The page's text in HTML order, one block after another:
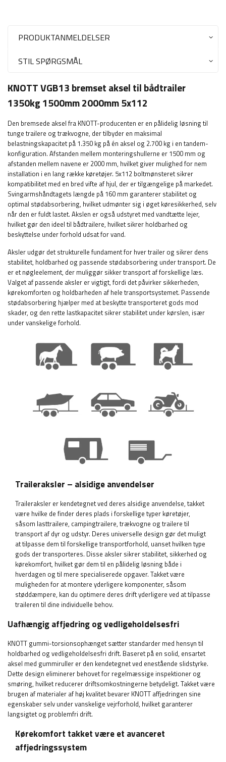
PRODUKTANMELDELSER
STIL SPØRGSMÅL
KNOTT VGB13 bremset aksel til bådtrailer
1350kg 1500mm 2000mm 5x112
Den bremsede aksel fra KNOTT-producenten er en pålidelig løsning til
tunge trailere og trækvogne, der tilbyder en maksimal
belastningskapacitet på 1.350 kg på én aksel og 2.700 kg i en tandem-
konfiguration. Afstanden mellem monteringshullerne er 1500 mm og
afstanden mellem navene er 2000 mm, hvilket giver mulighed for nem
installation i en lang række køretøjer. 5x112 boltmønsteret sikrer
kompatibilitet med en bred vifte af hjul, der er tilgængelige på markedet.
Svingarmshåndtagets længde på 160 mm garanterer stabilitet og
optimal stødabsorbering, hvilket udmønter sig i øget køresikkerhed, selv
når den er fuldt lastet. Akslen er også udstyret med vandtætte lejer,
hvilket gør den ideel til bådtrailere, hvilket sikrer holdbarhed og
beskyttelse under forhold udsat for vand.
Aksler udgør det strukturelle fundament for hver trailer og sikrer dens
stabilitet, holdbarhed og passende stødabsorbering under transport. De
er et nøgleelement, der muliggør sikker transport af forskellige læs.
Valget af passende aksler er vigtigt, fordi det påvirker sikkerheden,
kørekomforten og holdbarheden af ​​hele transportsystemet. Passende
stødabsorbering hjælper med at beskytte transporteret gods mod
skader, og den rette lastkapacitet sikrer stabilitet under kørslen, især
under vanskelige forhold.
Traileraksler – alsidige anvendelser
Traileraksler er kendetegnet ved deres alsidige anvendelse, takket
være hvilke de finder deres plads i forskellige typer køretøjer,
såsom lasttrailere, campingtrailere, trækvogne og trailere til
transport af dyr og udstyr. Deres universelle design gør det muligt
at tilpasse dem til forskellige transportforhold, uanset hvilken type
gods der transporteres. Disse aksler sikrer stabilitet, sikkerhed og
kørekomfort, hvilket gør dem til en pålidelig løsning både i
hverdagen og til mere specialiserede opgaver. Takket være
muligheden for at montere yderligere komponenter, såsom
støddæmpere, kan du optimere deres drift yderligere ved at tilpasse
traileren til dine individuelle behov.
Uafhængig affjedring og vedligeholdelsesfri
KNOTT gummi-torsionsophænget sætter standarder med hensyn til
holdbarhed og vedligeholdelsesfri drift. Baseret på en solid, ensartet
aksel med gummiruller er den kendetegnet ved enestående slidstyrke.
Dette design eliminerer behovet for regelmæssige inspektioner og
smøring, hvilket reducerer driftsomkostningerne betydeligt. Takket være
brugen af ​​materialer af høj kvalitet bevarer KNOTT affjedringen sine
egenskaber selv under vanskelige vejrforhold, hvilket garanterer
langsigtet og problemfri drift.
Kørekomfort takket være et avanceret
affjedringssystem